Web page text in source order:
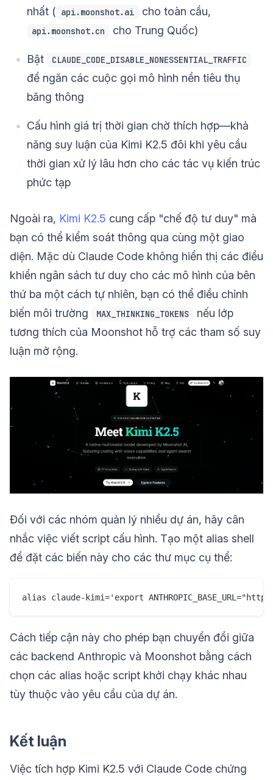
nhất ( api.moonshot.ai cho toàn cầu,
api.moonshot.cn cho Trung Quốc)
Bật CLAUDE_CODE_DISABLE_NONESSENTIAL_TRAFFIC
để ngăn các cuộc gọi mô hình nền tiêu thụ
băng thông
Cấu hình giá trị thời gian chờ thích hợp—khả
năng suy luận của Kimi K2.5 đôi khi yêu cầu
thời gian xử lý lâu hơn cho các tác vụ kiến trúc
phức tạp
Ngoài ra, Kimi K2.5 cung cấp "chế độ tư duy" mà
bạn có thể kiểm soát thông qua cùng một giao
diện. Mặc dù Claude Code không hiển thị các điều
khiển ngân sách tư duy cho các mô hình của bên
thứ ba một cách tự nhiên, bạn có thể điều chỉnh
biến môi trường
MAX_THINKING_TOKENS
nếu lớp
tương thích của Moonshot hỗ trợ các tham số suy
luận mở rộng.
Đối với các nhóm quản lý nhiều dự án, hãy cân
nhắc việc viết script cấu hình. Tạo một alias shell
để đặt các biến này cho các thư mục cụ thể:
Cách tiếp cận này cho phép bạn chuyển đổi giữa
các backend Anthropic và Moonshot bằng cách
chọn các alias hoặc script khởi chạy khác nhau
tùy thuộc vào yêu cầu của dự án.
Kết luận
Việc tích hợp Kimi K2.5 với Claude Code chứng